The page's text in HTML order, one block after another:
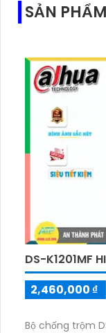
SẢN
DS-K1201MF
2,460,000 ₫
Bộ chống trộm